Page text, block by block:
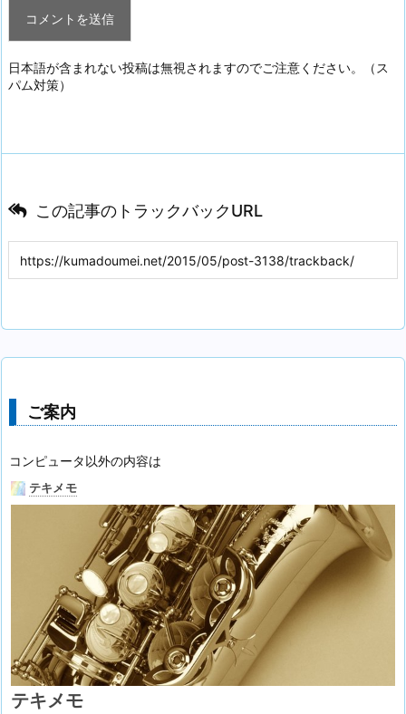
日本語が含まれない投稿は無視されますのでご注意ください。（ス
パム対策）
この記事のトラックバックURL
ご案内
コンピュータ以外の内容は